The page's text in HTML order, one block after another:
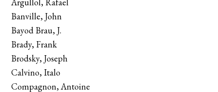
Banville, John
Bayod Brau, J.
Brady, Frank
Brodsky, Joseph
Calvino, Italo
Compagnon, Antoine